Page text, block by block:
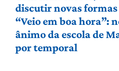
discutir novas formas
“Veio em boa hora”:
ânimo da escola de
por temporal